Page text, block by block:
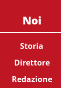
Noi
Storia
Direttore
Redazione